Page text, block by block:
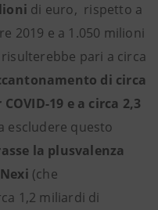
di euro, rispetto a
2019 e a 1.050 milioni
pari a circa
di circa
19 e a circa 2,3
escludere questo
la plusvalenza
(che
1,2 miliardi di